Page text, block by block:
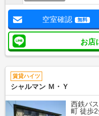
空室確認 無料
お店
賃貸ハイツ
シャルマン Ｍ・Ｙ
西鉄バ
町 徒歩